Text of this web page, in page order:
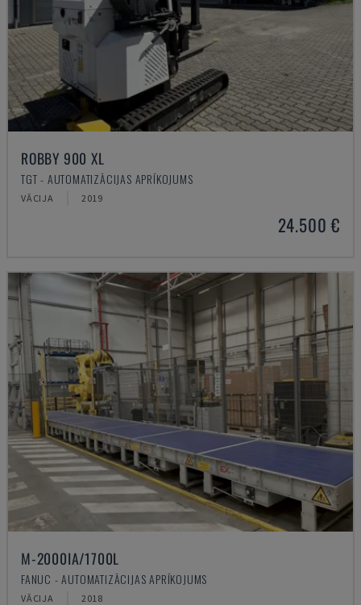
ROBBY 900 XL
TGT - AUTOMATIZĀCIJAS APRĪKOJUMS
VĀCIJA 2019
24.500 €
M-2000IA/1700L
FANUC - AUTOMATIZĀCIJAS APRĪKOJUMS
VĀCIJA 2018